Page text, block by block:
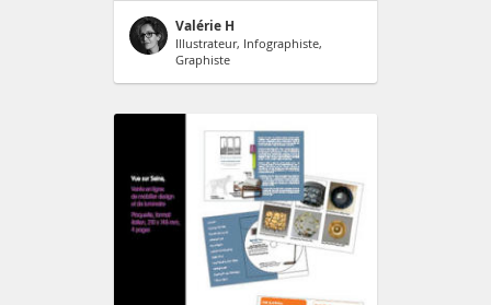
Valérie H
Illustrateur, Infographiste,
Graphiste